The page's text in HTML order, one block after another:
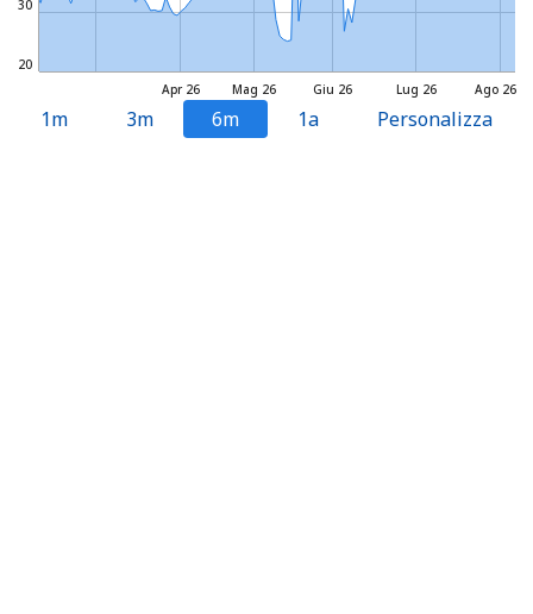
Mag 26 Lug 26
Apr 26 Giu 26 Ago 26
20
30
1m 3m 6m 1a Personalizza